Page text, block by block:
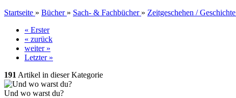
Startseite » Bücher » Sach- & Fachbücher » Zeitgeschehen / Geschichte
« Erster
« zurück
weiter »
Letzter »
191 Artikel in dieser Kategorie
Und wo warst du?